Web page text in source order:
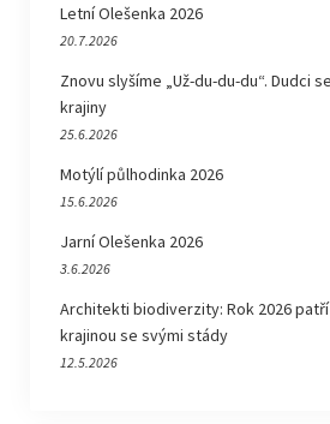
Letní Olešenka 2026
20.7.2026
Znovu slyšíme „Už-du-du-du“. Dudci
krajiny
25.6.2026
Motýlí půlhodinka 2026
15.6.2026
Jarní Olešenka 2026
3.6.2026
Architekti biodiverzity: Rok 2026
krajinou se svými stády
12.5.2026